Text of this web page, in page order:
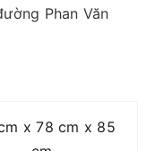
Phan Văn
x 78 cm x 85